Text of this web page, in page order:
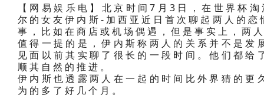
【网易娱乐电】北京时间7月3日，在世界杯
尔的女友伊内斯-加西亚近日首次聊起两人的
事，比如在商店或机场偶遇，但是事实上，两
值得一提的是，伊内斯称两人的关系并不是
见面以前其实聊了很长的一段时间。他们都
顺其自然的推进。
伊内斯也透露两人在一起的时间比外界猜的
为的多了好几个月。